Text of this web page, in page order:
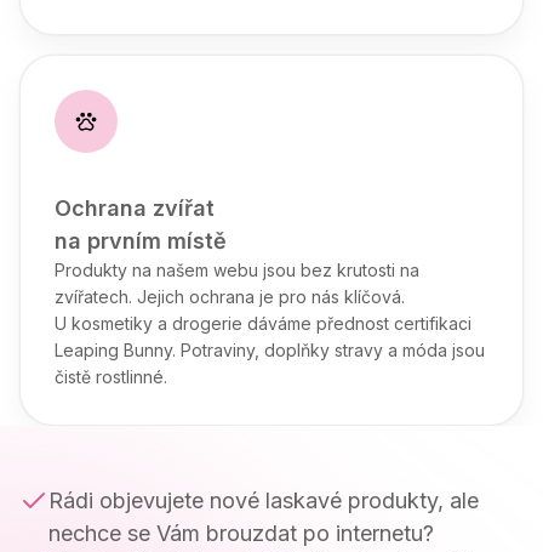
Ochrana zvířat
na prvním místě
Produkty na našem webu jsou bez krutosti na
zvířatech. Jejich ochrana je pro nás klíčová.
U kosmetiky a drogerie dáváme přednost certifikaci
Leaping Bunny. Potraviny, doplňky stravy a móda jsou
čistě rostlinné.
Rádi objevujete nové laskavé produkty, ale
nechce se Vám brouzdat po internetu?